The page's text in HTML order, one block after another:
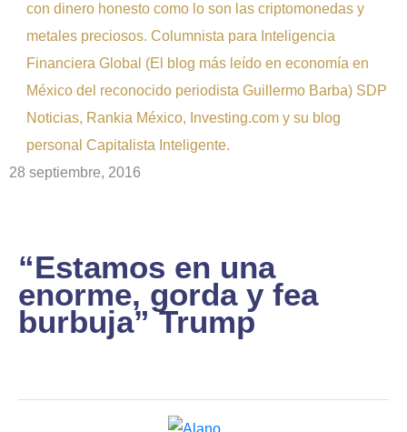
con dinero honesto como lo son las criptomonedas y
metales preciosos. Columnista para Inteligencia
Financiera Global (El blog más leído en economía en
México del reconocido periodista Guillermo Barba) SDP
Noticias, Rankia México, Investing.com y su blog
personal Capitalista Inteligente.
28 septiembre, 2016
“Estamos en una
enorme, gorda y fea
burbuja” Trump